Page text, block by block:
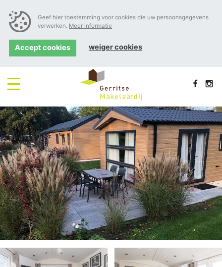
Geef hier toestemming voor cookies die uw persoonsgegevens
verwerken. Meer informatie
Accept cookies weiger cookies